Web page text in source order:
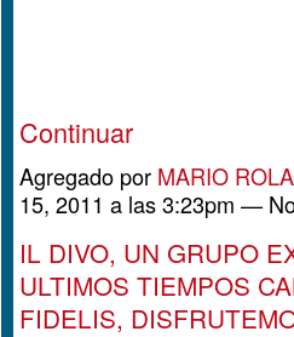
Continuar
Agregado por MARIO
15, 2011 a las 3:23pm —
IL DIVO, UN GRUPO
ULTIMOS TIEMPOS
FIDELIS,